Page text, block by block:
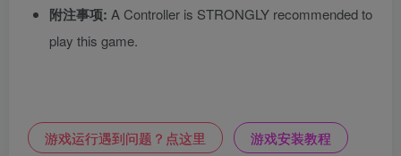
附注事项: A Controller is STRONGLY recommended to
play this game.
游戏运行遇到问题？点这里 游戏安装教程